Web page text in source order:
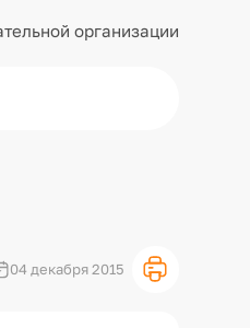
организации
04 декабря 2015